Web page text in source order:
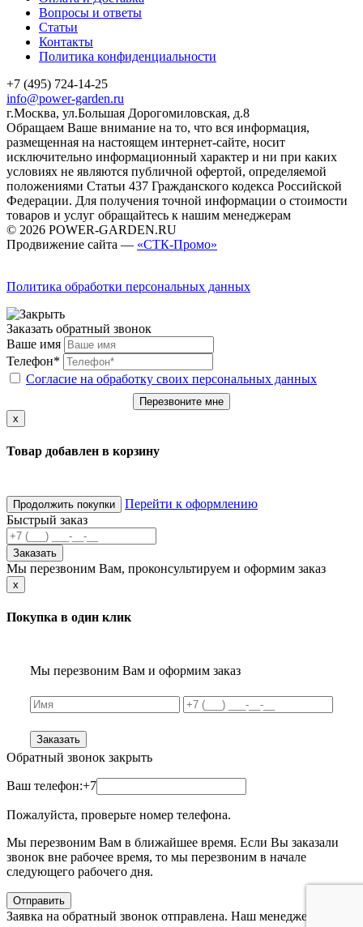
Вопросы и ответы
Статьи
Контакты
Политика конфиденциальности
+7 (495) 724-14-25
info@power-garden.ru
г.Москва, ул.Большая Дорогомиловская, д.8
Обращаем Ваше внимание на то, что вся информация,
размещенная на настоящем интернет-сайте, носит
исключительно информационный характер и ни при каких
условиях не являются публичной офертой, определяемой
положениями Статьи 437 Гражданского кодекса Российской
Федерации. Для получения точной информации о стоимости
товаров и услуг обращайтесь к нашим менеджерам
© 2026 POWER-GARDEN.RU
Продвижение сайта — «СТК-Промо»
Политика обработки персональных данных
Заказать обратный звонок
Ваше имя
Телефон*
Согласие на обработку своих персональных данных
Перезвоните мне
x
Товар добавлен в корзину
Продолжить покупки
Перейти к оформлению
Быстрый заказ
Заказать
Мы перезвоним Вам, проконсультируем и оформим заказ
x
Покупка в один клик
Мы перезвоним Вам и оформим заказ
Заказать
Обратный звонок закрыть
Ваш телефон:+7
Пожалуйста, проверьте номер телефона.
Мы перезвоним Вам в ближайшее время. Если Вы заказали
звонок вне рабочее время, то мы перезвоним в начале
следующего рабочего дня.
Отправить
Заявка на обратный звонок отправлена. Наш менеджер с Вами